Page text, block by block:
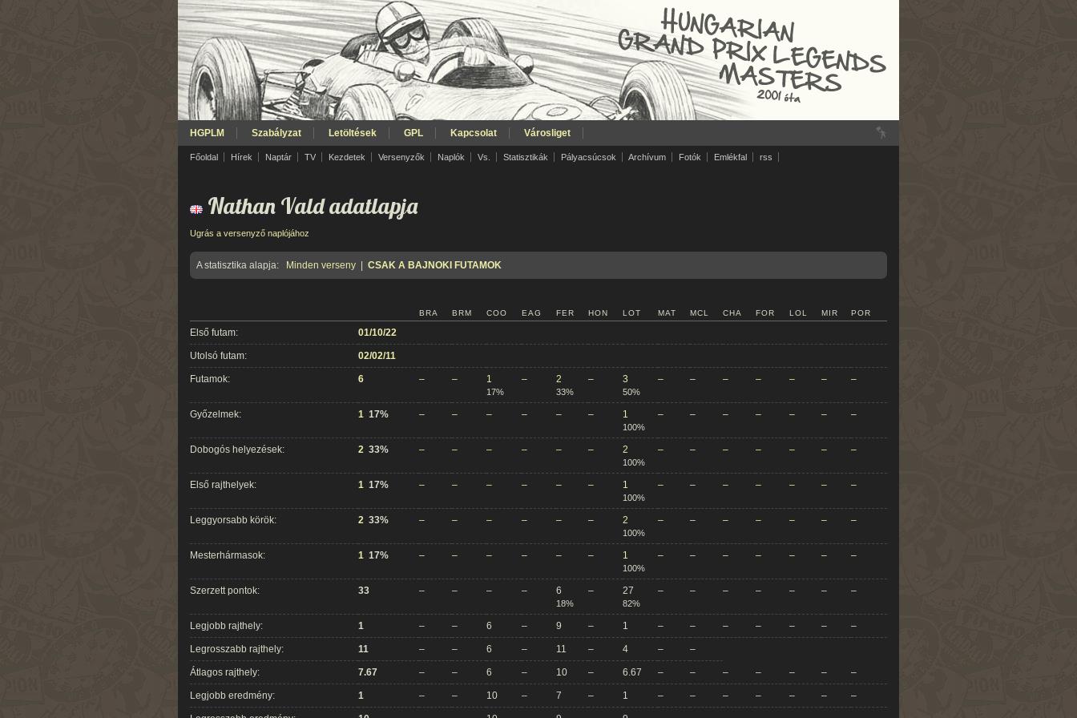
HGPLM Szabályzat Letöltések GPL Kapcsolat Városliget
Főoldal Hírek Naptár TV Kezdetek Versenyzők Naplók Vs. Statisztikák Pályacsúcsok Archívum Fotók Emlékfal rss
Nathan Vald adatlapja
Ugrás a versenyző naplójához
A statisztika alapja: Minden verseny CSAK A BAJNOKI FUTAMOK
BRA BRM COO EAG FER HON LOT MAT MCL CHA FOR LOL MIR POR
Első futam: 01/10/22
Utolsó futam: 02/02/11
Futamok: 6 – – 1
17%
– 2
33%
– 3
50%
– – – – – – –
Győzelmek: 1 17% – – – – – – 1
100%
– – – – – – –
Dobogós helyezések: 2 33% – – – – – – 2
100%
– – – – – – –
Első rajthelyek: 1 17% – – – – – – 1
100%
– – – – – – –
Leggyorsabb körök: 2 33% – – – – – – 2
100%
– – – – – – –
Mesterhármasok: 1 17% – – – – – – 1
100%
– – – – – – –
Szerzett pontok: 33 – – – – 6
18%
– 27
82%
– – – – – – –
Legjobb rajthely: 1 – – 6 – 9 – 1 – – – – – – –
Legrosszabb rajthely: 11 – – 6 – 11 – 4 – –
Átlagos rajthely: 7.67 – – 6 – 10 – 6.67 – – – – – – –
Legjobb eredmény: 1 – – 10 – 7 – 1 – – – – – – –